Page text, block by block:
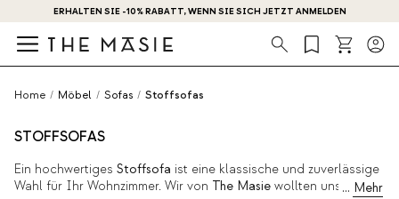
ERHALTEN SIE -10% RABATT, WENN SIE SICH JETZT ANMELDEN
Suche
Home / Möbel / Sofas / Stoffsofas
STOFFSOFAS
Ein hochwertiges Stoffsofa ist eine klassische und zuverlässige
Wahl für Ihr Wohnzimmer. Wir von The Masie wollten uns von